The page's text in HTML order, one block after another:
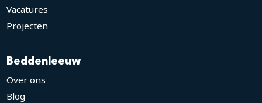
Vacatures
Projecten
Beddenleeuw
Over ons
Blog